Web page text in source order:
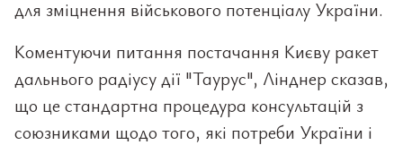
для зміцнення військового потенціалу України.
Коментуючи питання постачання Києву ракет
дальнього радіусу дії "Таурус", Лінднер сказав,
що це стандартна процедура консультацій з
союзниками щодо того, які потреби України і